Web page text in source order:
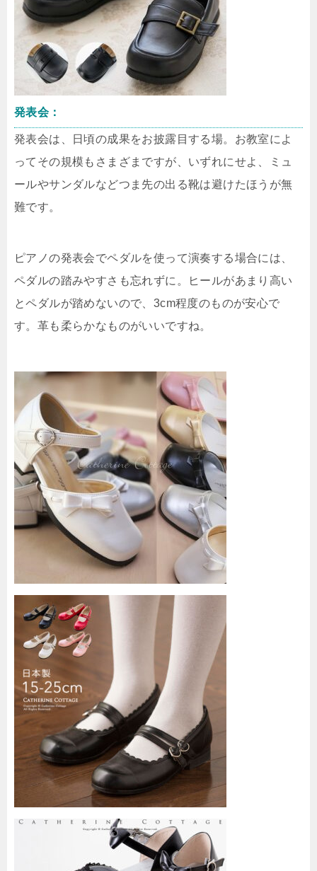
発表会：
発表会は、日頃の成果をお披露目する場。お教室によ
ってその規模もさまざまですが、いずれにせよ、ミュ
ールやサンダルなどつま先の出る靴は避けたほうが無
難です。
ピアノの発表会でペダルを使って演奏する場合には、
ペダルの踏みやすさも忘れずに。ヒールがあまり高い
とペダルが踏めないので、3cm程度のものが安心で
す。革も柔らかなものがいいですね。